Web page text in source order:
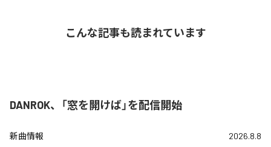
こんな記事も読まれています
DANROK、「窓を開けば」を配信開始
新曲情報 2026.8.8